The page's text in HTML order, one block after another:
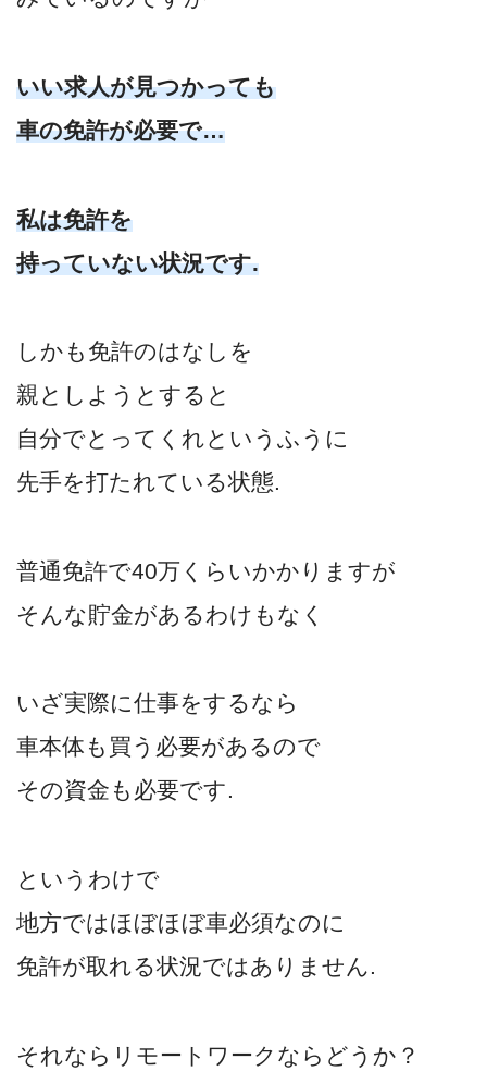
いい求人が見つかっても
車の免許が必要で…
私は免許を
持っていない状況です.
しかも免許のはなしを
親としようとすると
自分でとってくれというふうに
先手を打たれている状態.
普通免許で40万くらいかかりますが
そんな貯金があるわけもなく
いざ実際に仕事をするなら
車本体も買う必要があるので
その資金も必要です.
というわけで
地方ではほぼほぼ車必須なのに
免許が取れる状況ではありません.
それならリモートワークならどうか？